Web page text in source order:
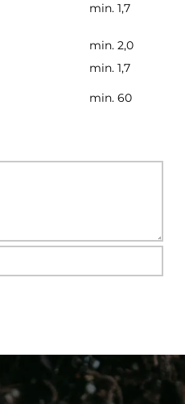
min. 1,7
min. 2,0
min. 1,7
min. 60